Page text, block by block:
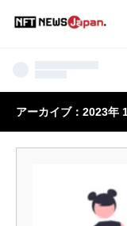
アーカイブ：2023年